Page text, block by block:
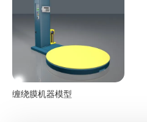
缠绕膜机器模型